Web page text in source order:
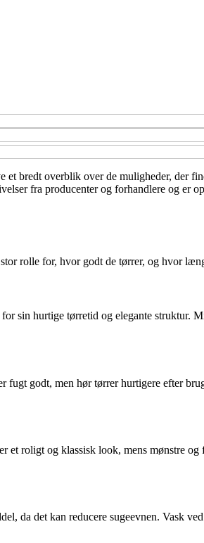
bredt overblik over de muligheder, der
fra producenter og forhandlere og er
rolle for, hvor godt de tørrer, og hvor
sin hurtige tørretid og elegante struktur.
godt, men hør tørrer hurtigere efter
roligt og klassisk look, mens mønstre
da det kan reducere sugeevnen. Vask